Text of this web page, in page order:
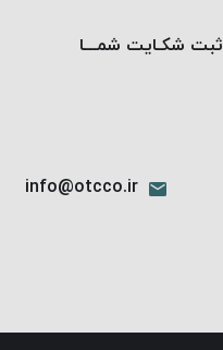
ثبت شکـایت شمـــا
info@otcco.ir